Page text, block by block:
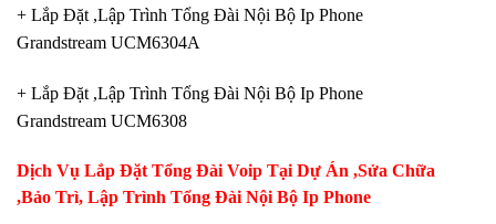
+ Lắp Đặt ,Lập Trình Tổng Đài Nội Bộ Ip Phone
Grandstream UCM6304A
+ Lắp Đặt ,Lập Trình Tổng Đài Nội Bộ Ip Phone
Grandstream UCM6308
Dịch Vụ Lắp Đặt Tổng Đài Voip Tại Dự Án ,Sửa Chữa
,Bảo Trì, Lập Trình Tổng Đài Nội Bộ Ip Phone